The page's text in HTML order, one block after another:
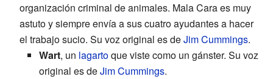
organización criminal de animales. Mala Cara es muy
astuto y siempre envía a sus cuatro ayudantes a hacer
el trabajo sucio. Su voz original es deJim Cummings.
Wart, un lagartoque viste como un gánster. Su voz
original es deJim Cummings.